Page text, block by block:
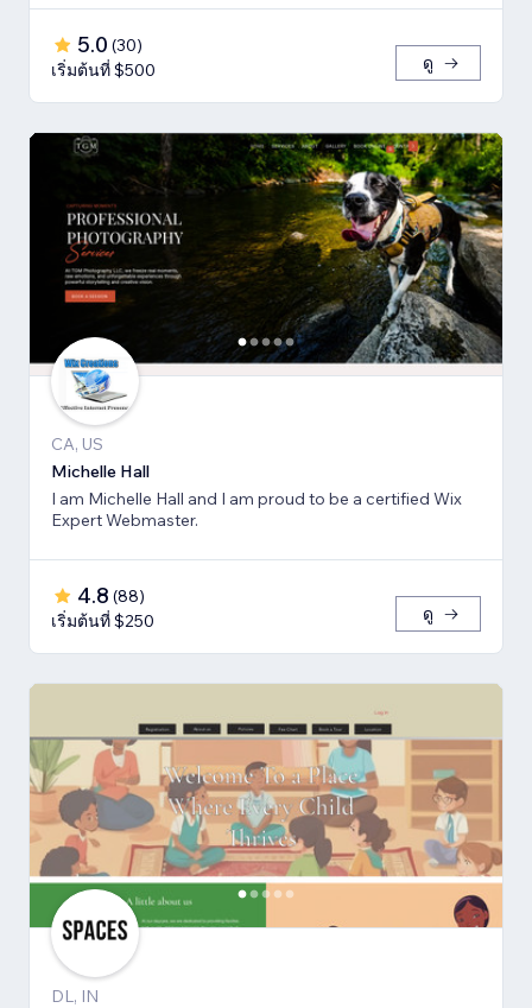
5.0 (30)
เริ่มต้นที่ $500
ดู
CA, US
Michelle Hall
I am Michelle Hall and I am proud to be a certified Wix
Expert Webmaster.
4.8 (88)
เริ่มต้นที่ $250
ดู
DL, IN